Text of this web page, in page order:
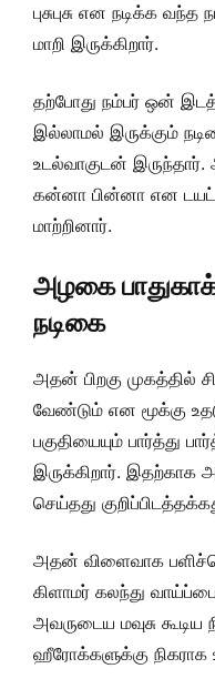
புசுபுசு என நடிக்க
மாறி இருக்கிறார்.
தற்போது நம்பர் ஒன்
இல்லாமல் இருக்கும்
உடல்வாகுடன்
கன்னா பின்னா என டயட்
மாற்றினார்.
அழகை
நடிகை
அதன் பிறகு முகத்தில்
வேண்டும் என மூக்கு
பகுதியையும் பார்த்து
இருக்கிறார்.
செய்தது
அதன் விளைவாக
கிளாமர் கலந்து
அவருடைய மவுசு
ஹீரோக்களுக்கு நிகராக